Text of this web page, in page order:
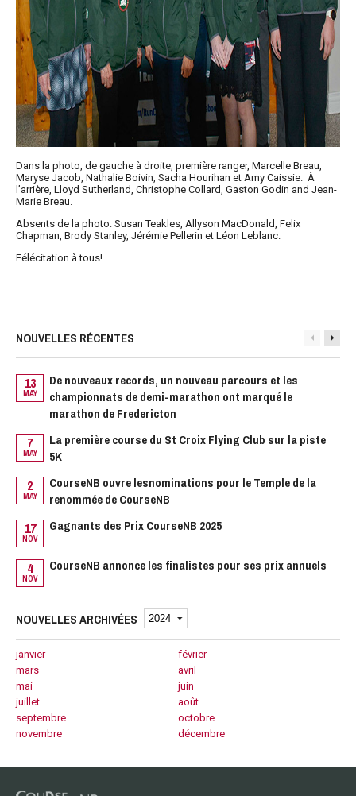
Dans la photo, de gauche à droite, première ranger, Marcelle Breau,
Maryse Jacob, Nathalie Boivin, Sacha Hourihan et Amy Caissie. À
l’arrière, Lloyd Sutherland, Christophe Collard, Gaston Godin and Jean-
Marie Breau.
Absents de la photo: Susan Teakles, Allyson MacDonald, Felix
Chapman, Brody Stanley, Jérémie Pellerin et Léon Leblanc.
Félécitation à tous!
NOUVELLES RÉCENTES
13
MAY
De nouveaux records, un nouveau parcours et les
championnats de demi-marathon ont marqué le
marathon de Fredericton
7
MAY
La première course du St Croix Flying Club sur la piste
5K
2
MAY
CourseNB ouvre lesnominations pour le Temple de la
renommée de CourseNB
17
NOV
Gagnants des Prix CourseNB 2025
4
NOV
CourseNB annonce les finalistes pour ses prix annuels
NOUVELLES ARCHIVÉES
janvier
février
mars
avril
mai
juin
juillet
août
septembre
octobre
novembre
décembre